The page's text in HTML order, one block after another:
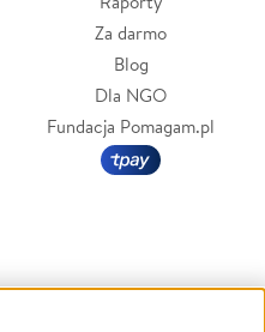
Za darmo
Blog
Dla NGO
Fundacja Pomagam.pl